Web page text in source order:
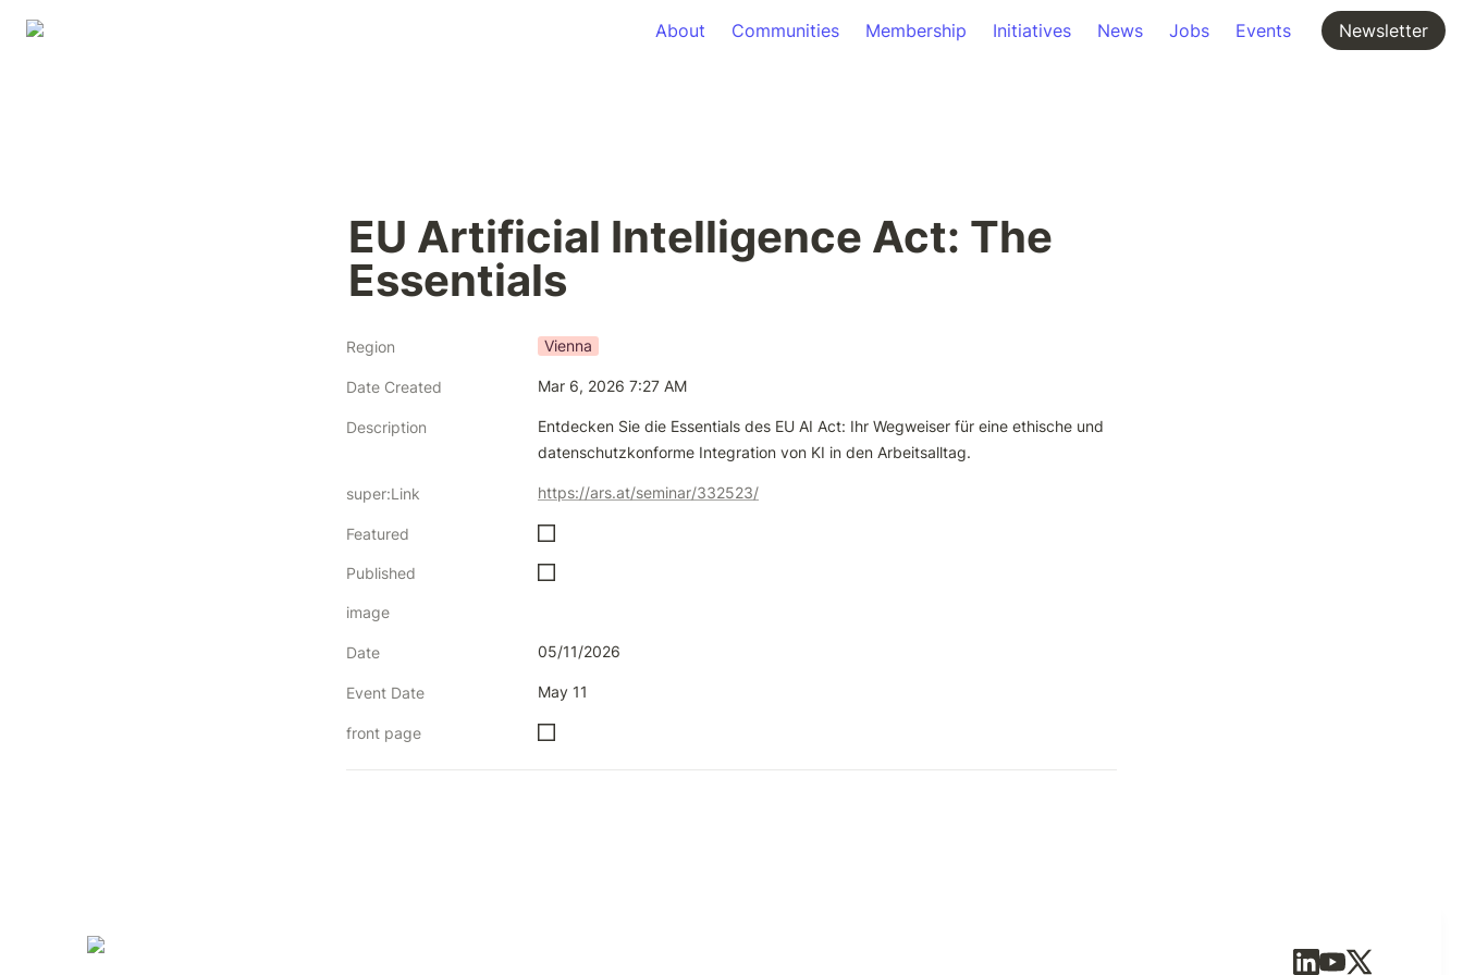
About Communities Membership Initiatives News Jobs Events Newsletter
EU Artificial Intelligence Act: The
Essentials
Region Vienna
Date Created Mar 6, 2026 7:27 AM
Description
Entdecken Sie die Essentials des EU AI Act: Ihr Wegweiser für eine ethische und
datenschutzkonforme Integration von KI in den Arbeitsalltag.
super:Link https://ars.at/seminar/332523/
Featured
Published
image
Date 05/11/2026
Event Date May 11
front page